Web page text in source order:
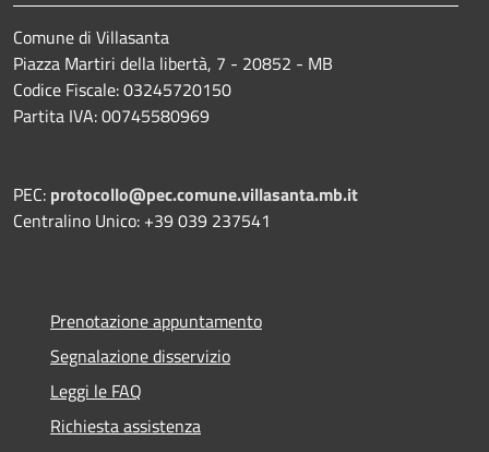
Comune di Villasanta
Piazza Martiri della libertà, 7 - 20852 - MB
Codice Fiscale: 03245720150
Partita IVA: 00745580969
PEC: protocollo@pec.comune.villasanta.mb.it
Centralino Unico: +39 039 237541
Prenotazione appuntamento
Segnalazione disservizio
Leggi le FAQ
Richiesta assistenza